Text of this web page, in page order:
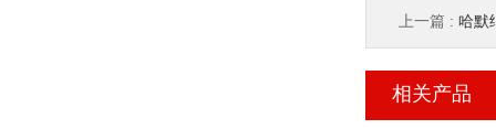
上一篇 : 哈默
相关产品